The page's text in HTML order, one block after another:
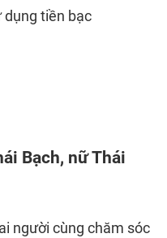
dụng tiền bạc
Bạch, nữ Thái
người cùng chăm sóc